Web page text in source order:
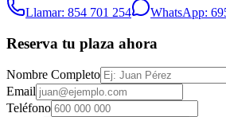
Llamar: 854 701 254
WhatsApp:
Reserva tu plaza ahora
Nombre Completo
Email
Teléfono